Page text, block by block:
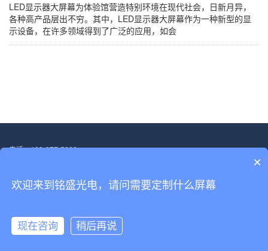
LED显示器大屏幕为体验馆营造特别环境在现代社会，日新月异，
各种高产品层出不穷。其中，LED显示器大屏幕作为一种新型的显
示设备，在许多领域得到了广泛的应用，如会
电话：400-877-5828
Copyright © 2022-2030 深圳市铭盛光电科技有限公司 版权所有
×
欢迎来到铭盛光电，请问需要定制什么屏幕
现在咨询 稍后再说